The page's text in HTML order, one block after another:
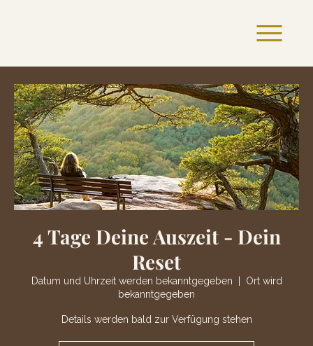
4 Tage Deine Auszeit - Dein
Reset
Datum und Uhrzeit werden bekanntgegeben
Ort wird
bekanntgegeben
Details werden bald zur Verfügung stehen